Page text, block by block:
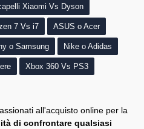
Xiaomi Vs Dyson
7 Vs i7 ASUS o Acer
o Samsung Nike o Adidas
Xbox 360 Vs PS3
all'acquisto online per la
di confrontare qualsiasi